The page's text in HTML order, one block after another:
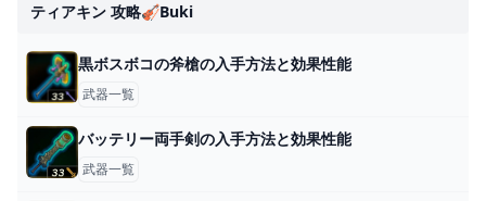
ティアキン 攻略🎻buki
黒ボスボコの斧槍の入手方法と効果性能
武器一覧
バッテリー両手剣の入手方法と効果性能
武器一覧